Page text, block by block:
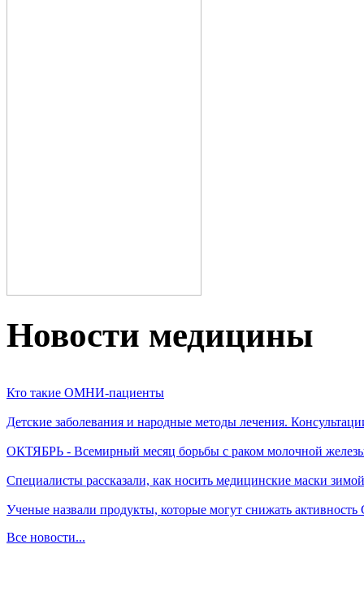
Новости медицины
Кто такие ОМНИ-пациенты
Детские заболевания и народные методы лечения.
ОКТЯБРЬ - Всемирный месяц борьбы с раком молочной
Специалисты рассказали, как носить медицинские маски зимой
Ученые назвали продукты, которые могут снижать
Все новости...